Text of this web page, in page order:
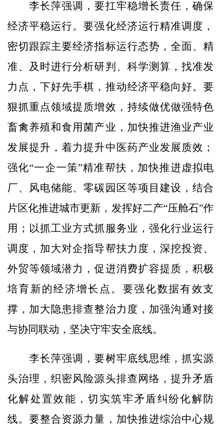
李长萍强调，要扛牢稳增长责任，确保
经济平稳运行。要强化经济运行精准调度，
密切跟踪主要经济指标运行态势，全面、精
准、及时进行分析研判、科学测算，找准发
力点，下好先手棋，推动经济平稳向好。要
狠抓重点领域提质增效，持续做优做强特色
畜禽养殖和食用菌产业，加快推进渔业产业
发展提升，着力提升中医药产业发展质效；
强化“一企一策”精准帮扶，加快推进虚拟电
厂、风电储能、零碳园区等项目建设，结合
片区化推进城市更新，发挥好二产“压舱石”作
用；以抓工业方式抓服务业，强化行业运行
调度，加大对企指导帮扶力度，深挖投资、
外贸等领域潜力，促进消费扩容提质，积极
培育新的经济增长点。要强化数据有效支
撑，加大隐患排查整治力度，加强沟通对接
与协同联动，坚决守牢安全底线。
李长萍强调，要树牢底线思维，抓实源
头治理，织密风险源头排查网络，提升矛盾
化解处置效能，切实筑牢矛盾纠纷化解防
线。要整合资源力量，加快推进综治中心规